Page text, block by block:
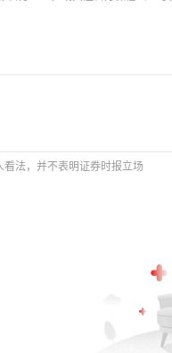
法，并不表明证券时报立场